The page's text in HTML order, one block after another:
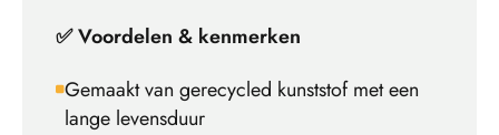
✅ Voordelen & kenmerken
Gemaakt van gerecycled kunststof met een
lange levensduur